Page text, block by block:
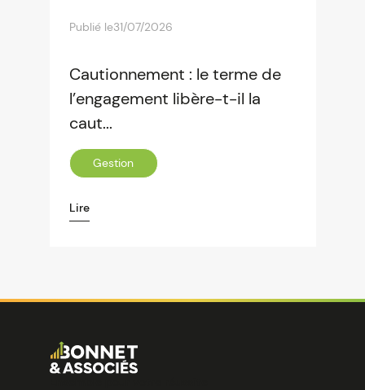
Publié le31/07/2026
Cautionnement : le terme de
l’engagement libère-t-il la
caut...
Gestion
Lire
Image